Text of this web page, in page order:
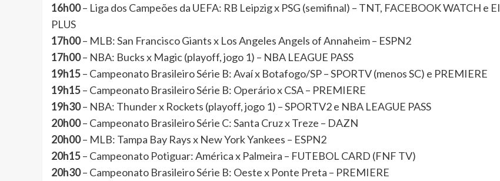
16h00– Liga dos Campeões da UEFA: RB Leipzig x PSG (semifinal) – TNT, FACEBOOK WATCH e EI
PLUS
17h00– MLB: San Francisco Giants x Los Angeles Angels of Annaheim – ESPN2
17h00– NBA: Bucks x Magic (playoff, jogo 1) – NBA LEAGUE PASS
19h15– Campeonato Brasileiro Série B: Avaí x Botafogo/SP – SPORTV (menos SC) e PREMIERE
19h15– Campeonato Brasileiro Série B: Operário x CSA – PREMIERE
19h30– NBA: Thunder x Rockets (playoff, jogo 1) – SPORTV2 e NBA LEAGUE PASS
20h00– Campeonato Brasileiro Série C: Santa Cruz x Treze – DAZN
20h00– MLB: Tampa Bay Rays x New York Yankees – ESPN2
20h15– Campeonato Potiguar: América x Palmeira – FUTEBOL CARD (FNF TV)
20h30– Campeonato Brasileiro Série B: Oeste x Ponte Preta – PREMIERE